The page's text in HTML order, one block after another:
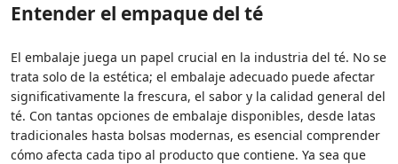
Entender el empaque del té
El embalaje juega un papel crucial en la industria del té. No se
trata solo de la estética; el embalaje adecuado puede afectar
significativamente la frescura, el sabor y la calidad general del
té. Con tantas opciones de embalaje disponibles, desde latas
tradicionales hasta bolsas modernas, es esencial comprender
cómo afecta cada tipo al producto que contiene. Ya sea que